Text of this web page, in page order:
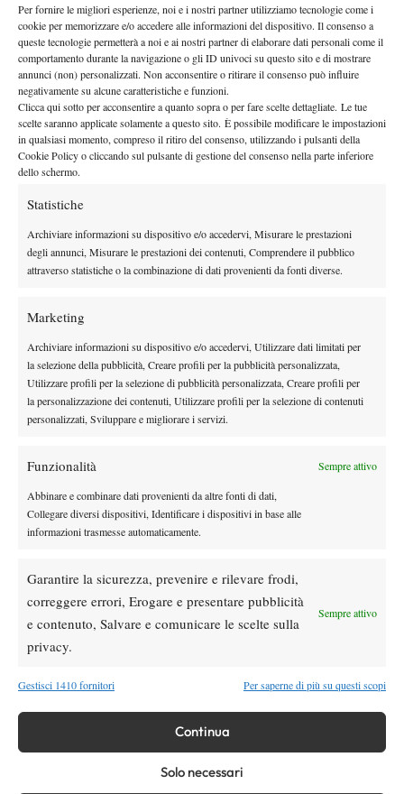
Per fornire le migliori esperienze, noi e i nostri partner utilizziamo tecnologie come i
cookie per memorizzare e/o accedere alle informazioni del dispositivo. Il consenso a
queste tecnologie permetterà a noi e ai nostri partner di elaborare dati personali come il
comportamento durante la navigazione o gli ID univoci su questo sito e di mostrare
annunci (non) personalizzati. Non acconsentire o ritirare il consenso può influire
negativamente su alcune caratteristiche e funzioni.
Clicca qui sotto per acconsentire a quanto sopra o per fare scelte dettagliate. Le tue
scelte saranno applicate solamente a questo sito. È possibile modificare le impostazioni
in qualsiasi momento, compreso il ritiro del consenso, utilizzando i pulsanti della
Cookie Policy o cliccando sul pulsante di gestione del consenso nella parte inferiore
dello schermo.
Statistiche
Archiviare informazioni su dispositivo e/o accedervi, Misurare le prestazioni
degli annunci, Misurare le prestazioni dei contenuti, Comprendere il pubblico
attraverso statistiche o la combinazione di dati provenienti da fonti diverse.
Marketing
Archiviare informazioni su dispositivo e/o accedervi, Utilizzare dati limitati per
la selezione della pubblicità, Creare profili per la pubblicità personalizzata,
Utilizzare profili per la selezione di pubblicità personalizzata, Creare profili per
la personalizzazione dei contenuti, Utilizzare profili per la selezione di contenuti
personalizzati, Sviluppare e migliorare i servizi.
Funzionalità Sempre attivo
Abbinare e combinare dati provenienti da altre fonti di dati,
Collegare diversi dispositivi, Identificare i dispositivi in base alle
informazioni trasmesse automaticamente.
Garantire la sicurezza, prevenire e rilevare frodi,
correggere errori, Erogare e presentare pubblicità
e contenuto, Salvare e comunicare le scelte sulla
privacy.
Sempre attivo
Gestisci 1410 fornitori Per saperne di più su questi scopi
Continua
Solo necessari
livello.“
Nessun commento
Devi essere
DI TENDENZA
News Wta
Pegula ko a Toronto: Shnaider vola ai quarti
Rinderknech interrotta, slittano anche
Jodar-Lehecka e Fils-Norrie
ottiene il secondo quarto di finale 1000
consecutivo
Facebook
X